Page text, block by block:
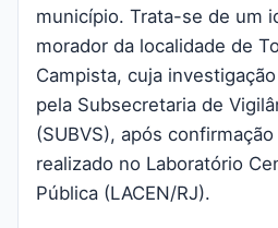
município. Trata-se de um
morador da localidade de
Campista, cuja
pela Subsecretaria de
(SUBVS), após
realizado no Laboratório
Pública (LACEN/RJ).